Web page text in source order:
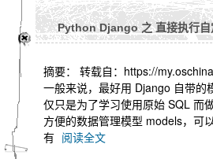
Python Django 之 直接执行自
摘要： 转载自：https://
一般来说，最好用 Django 自带的
仅只是为了学习使用原始 SQL 而
方便的数据管理模型 models，可
有 阅读全文